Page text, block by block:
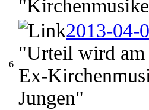
6
2013-04-
"Urteil wird am
Ex-
Jungen"